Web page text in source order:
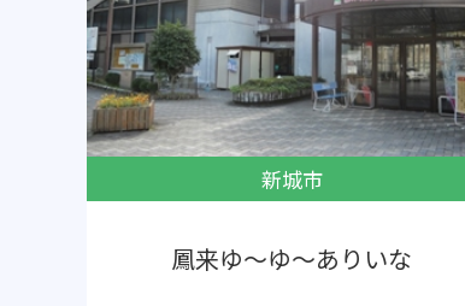
新城市
鳳来ゆ～ゆ～ありいな